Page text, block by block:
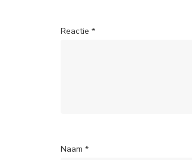
Reactie *
Naam *